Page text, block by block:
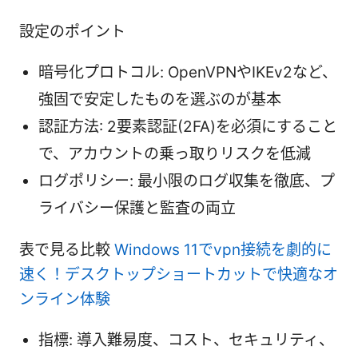
設定のポイント
暗号化プロトコル: OpenVPNやIKEv2など、
強固で安定したものを選ぶのが基本
認証方法: 2要素認証(2FA)を必須にすること
で、アカウントの乗っ取りリスクを低減
ログポリシー: 最小限のログ収集を徹底、プ
ライバシー保護と監査の両立
表で見る比較 Windows 11でvpn接続を劇的に
速く！デスクトップショートカットで快適なオ
ンライン体験
指標: 導入難易度、コスト、セキュリティ、